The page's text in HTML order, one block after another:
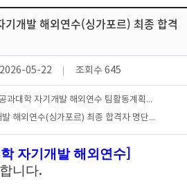
개발 해외연수(싱가포르) 최종 합격
2026-05-22 조회수 645
[게시용][0조] 2026-1학기 공과대학 자기개발 해외연수 팀활동계획서.hwp
[게시용]2026-1학기 자기개발 해외연수(싱가포르) 최종 합격자 명단.pdf
자기개발 해외연수]
니다.